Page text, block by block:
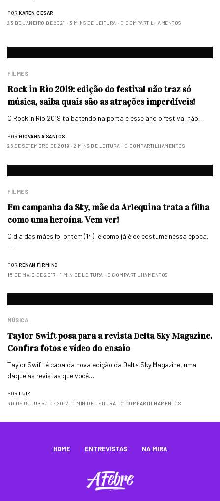
POR KAREN CESAR
23 DE JANEIRO DE 2021
3 MINS DE LEITURA 0 COMPARTILHAMENTOS
FILMES
Rock in Rio 2019: edição do festival não traz só
música, saiba quais são as atrações imperdíveis!
O Rock in Rio 2019 ta batendo na porta e esse ano o festival não…
POR GIOVANNA SANTOS
26 DE SETEMBRO DE 2019
2 MINS DE LEITURA 0 COMPARTILHAMENTOS
FILMES
Em campanha da Sky, mãe da Arlequina trata a filha
como uma heroína. Vem ver!
O dia das mães foi ontem (14), e como já é de costume nessa época,
…
POR RENAN FIRMINO
15 DE MAIO DE 2017
1 MIN DE LEITURA 0 COMPARTILHAMENTOS
MÚSICA
Taylor Swift posa para a revista Delta Sky Magazine.
Confira fotos e vídeo do ensaio
Taylor Swift é capa da nova edição da Delta Sky Magazine, uma
daquelas revistas que você…
POR LUIZ
30 DE OUTUBRO DE 2012
1 MIN DE LEITURA 0 COMPARTILHAMENTOS
HOME ENTREVISTAS NA MIRA